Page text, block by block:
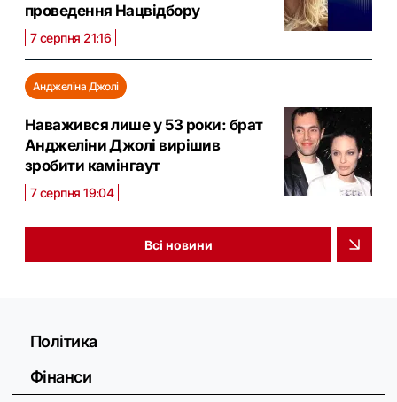
проведення Нацвідбору
7 серпня 21:16
Анджеліна Джолі
Наважився лише у 53 роки: брат
Анджеліни Джолі вирішив
зробити камінгаут
7 серпня 19:04
Всі новини
Політика
Фінанси